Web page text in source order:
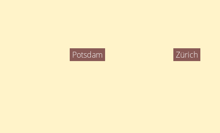
Potsdam Zürich